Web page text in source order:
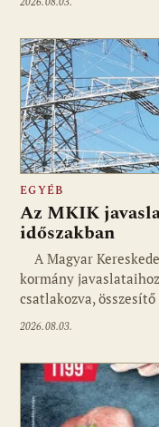
EGYÉB
Az MKIK
időszakban
A Magyar
kormány
csatlakozva,
2026.08.03.